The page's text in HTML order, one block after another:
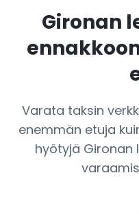
Gironan
Varata taksin
enemmän etuja
hyötyjä Gironan